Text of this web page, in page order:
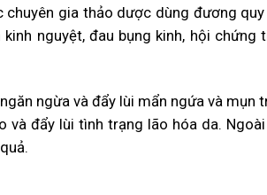
chuyên gia thảo dược dùng đương
nguyệt, đau bụng kinh, hội chứng
ngừa và đẩy lùi mẩn ngứa và mụn
và đẩy lùi tình trạng lão hóa da. Ngoài